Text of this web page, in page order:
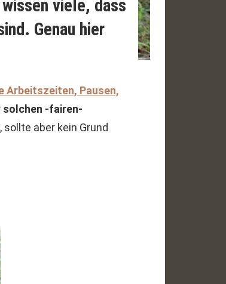
viele, dass
Genau hier
Arbeitszeiten, Pausen,
solchen -fairen-
aber kein Grund